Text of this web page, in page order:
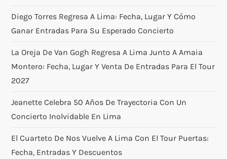
Diego Torres Regresa A Lima: Fecha, Lugar Y Cómo
Ganar Entradas Para Su Esperado Concierto
La Oreja De Van Gogh Regresa A Lima Junto A Amaia
Montero: Fecha, Lugar Y Venta De Entradas Para El Tour
2027
Jeanette Celebra 50 Años De Trayectoria Con Un
Concierto Inolvidable En Lima
El Cuarteto De Nos Vuelve A Lima Con El Tour Puertas:
Fecha, Entradas Y Descuentos